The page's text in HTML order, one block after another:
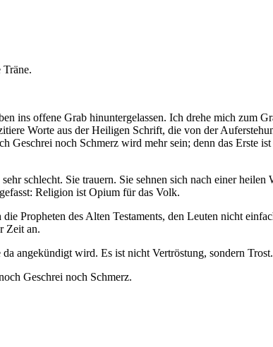
ins offene Grab hinuntergelassen. Ich drehe mich zum
Worte aus der Heiligen Schrift, die von der
noch Schmerz wird mehr sein; denn das Erste
schlecht. Sie trauern. Sie sehnen sich nach einer
Religion ist Opium für das Volk.
Propheten des Alten Testaments, den Leuten nicht
Zeit an.
angekündigt wird. Es ist nicht Vertröstung, sondern
Geschrei noch Schmerz.